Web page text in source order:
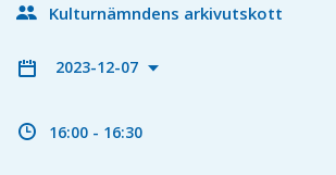
Kulturnämndens arkivutskott
2023-12-07
16:00 - 16:30